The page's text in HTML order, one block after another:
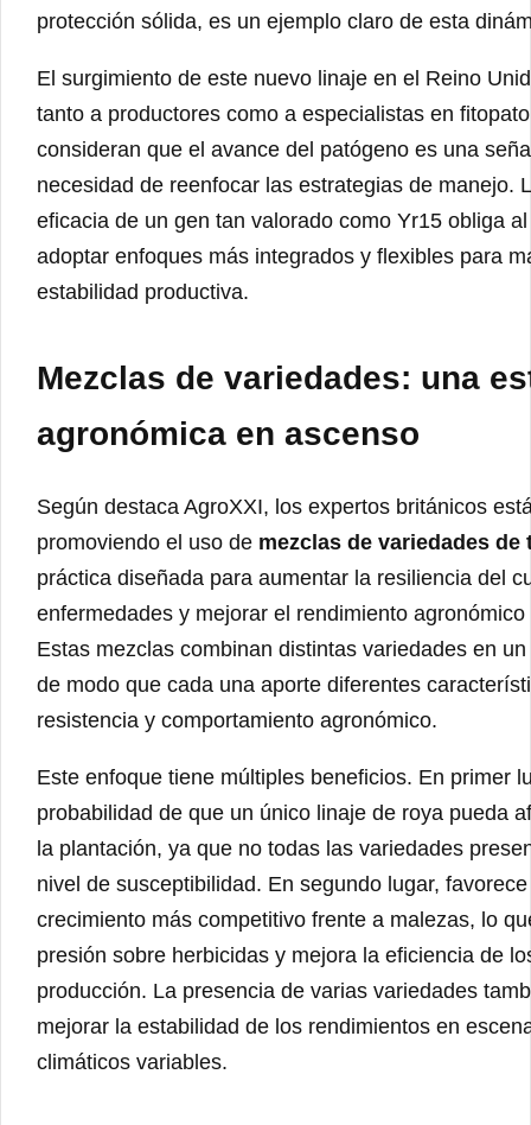
protección sólida, es un ejemplo claro de esta
El surgimiento de este nuevo linaje en el Reino
tanto a productores como a especialistas en
consideran que el avance del patógeno es una
necesidad de reenfocar las estrategias de manejo.
eficacia de un gen tan valorado como Yr15 obliga
adoptar enfoques más integrados y flexibles para
estabilidad productiva.
Mezclas de variedades: una
agronómica en ascenso
Según destaca AgroXXI, los expertos británicos
promoviendo el uso de mezclas de variedades de
práctica diseñada para aumentar la resiliencia del
enfermedades y mejorar el rendimiento agronómico
Estas mezclas combinan distintas variedades en
de modo que cada una aporte diferentes
resistencia y comportamiento agronómico.
Este enfoque tiene múltiples beneficios. En primer
probabilidad de que un único linaje de roya pueda
la plantación, ya que no todas las variedades
nivel de susceptibilidad. En segundo lugar,
crecimiento más competitivo frente a malezas, lo
presión sobre herbicidas y mejora la eficiencia de
producción. La presencia de varias variedades
mejorar la estabilidad de los rendimientos en
climáticos variables.